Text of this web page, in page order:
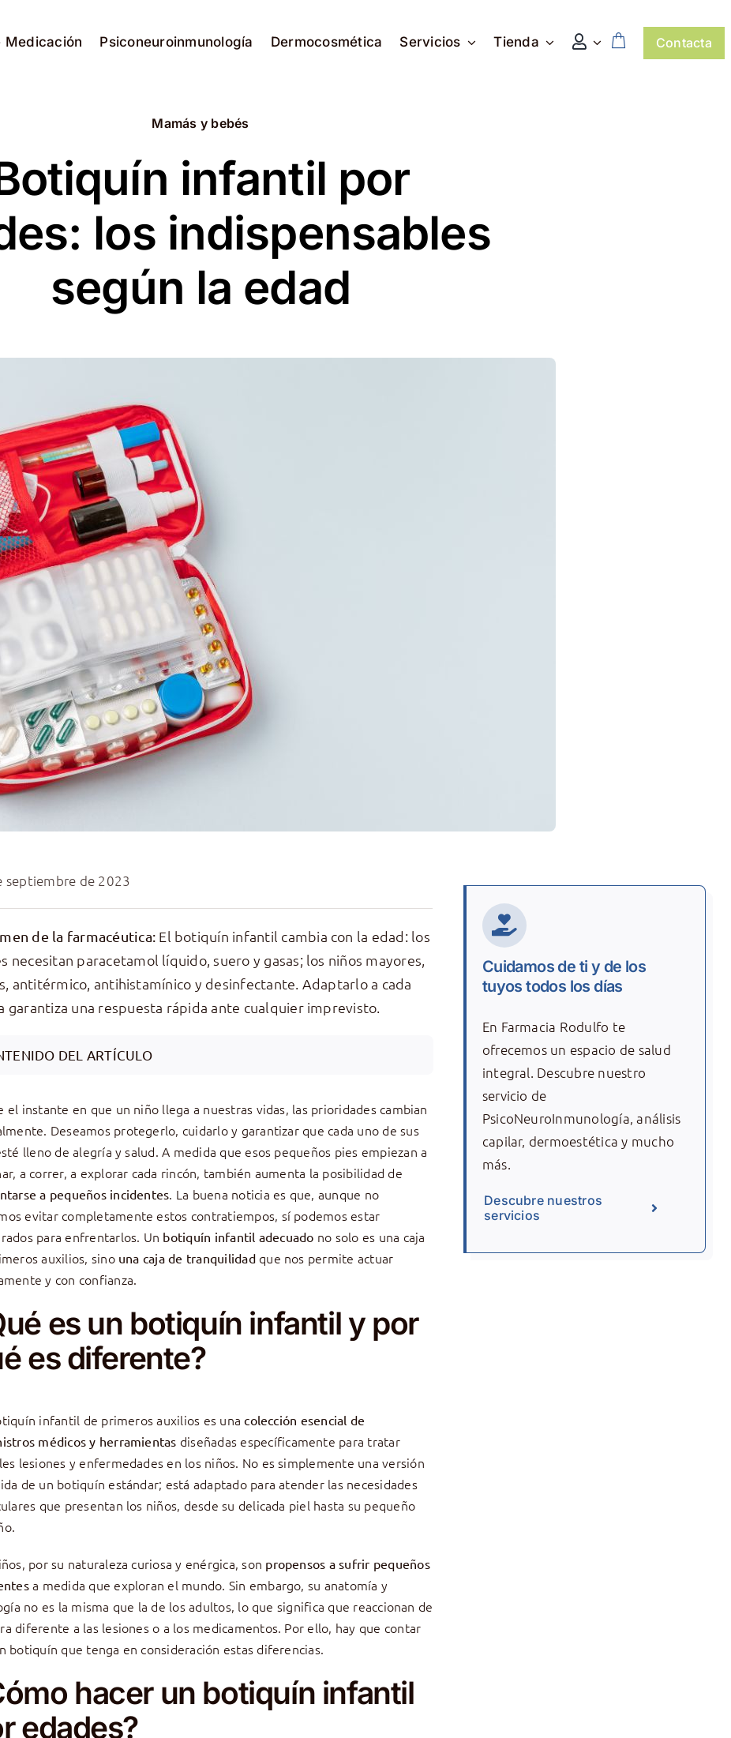
Medicación Psiconeuroinmunología Dermocosmética Servicios Tienda Contacta
Mamás y bebés
infantil por
los indispensables
según la edad
septiembre de 2023
de la farmacéutica: El botiquín infantil cambia con la edad: los
necesitan paracetamol líquido, suero y gasas; los niños mayores,
antitérmico, antihistamínico y desinfectante. Adaptarlo a cada
garantiza una respuesta rápida ante cualquier imprevisto.
DEL ARTÍCULO
el instante en que un niño llega a nuestras vidas, las prioridades cambian
Deseamos protegerlo, cuidarlo y garantizar que cada uno de sus
lleno de alegría y salud. A medida que esos pequeños pies empiezan a
a correr, a explorar cada rincón, también aumenta la posibilidad de
a pequeños incidentes. La buena noticia es que, aunque no
evitar completamente estos contratiempos, sí podemos estar
para enfrentarlos. Un botiquín infantil adecuado no solo es una caja
auxilios, sino una caja de tranquilidadque nos permite actuar
y con confianza.
es un botiquín infantil y por
es diferente?
infantil de primeros auxilios es unacolección esencial de
médicos y herramientas diseñadas específicamente para tratar
lesiones y enfermedades en los niños. No es simplemente una versión
de un botiquín estándar; está adaptado para atender las necesidades
que presentan los niños, desde su delicada piel hasta su pequeño
por su naturaleza curiosa y enérgica, son propensos a sufrir pequeños
a medida que exploran el mundo. Sin embargo, su anatomía y
no es la misma que la de los adultos, lo que significa que reaccionan de
diferente a las lesiones o a los medicamentos. Por ello, hay que contar
botiquín que tenga en consideración estas diferencias.
hacer un botiquín infantil
edades?
Cuidamos de ti y de los
tuyos todos los días
En Farmacia Rodulfo te
ofrecemos un espacio de salud
integral. Descubre nuestro
servicio de
PsicoNeuroInmunología, análisis
capilar, dermoestética y mucho
más.
Descubre nuestros
servicios